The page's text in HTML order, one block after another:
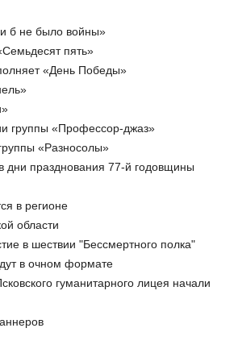
б не было войны»
пять»
«День Победы»
группы «Профессор-джаз»
«Разносолы»
дни празднования 77-й годовщины
в регионе
области
в шествии "Бессмертного полка"
в очном формате
гуманитарного лицея начали